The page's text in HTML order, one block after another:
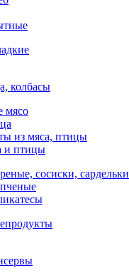
колбасы
мясо
из мяса, птицы
и птицы
сосиски, сардельки